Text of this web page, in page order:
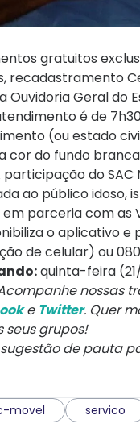
gratuitos
recadastramento
Geral do
é de
(ou estado
do fundo
participação do
ao público idoso,
parceria com as
o aplicativo e
de celular) ou
quinta-feira
nossas
e Twitter. Quer
seus grupos!
de pauta
movel servico